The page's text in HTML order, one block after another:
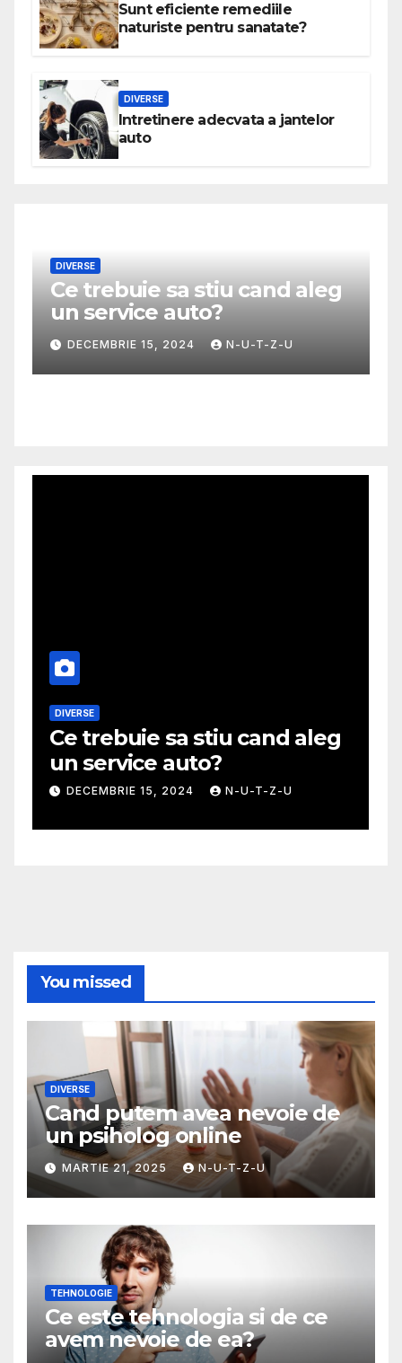
Sunt eficiente remediile
naturiste pentru sanatate?
DIVERSE
Intretinere adecvata a jantelor
auto
Ghid util pentru a alege cea
mai potrivita fusta
MODA
Ghid util pentru a alege cea
mai potrivita fusta
NOIEMBRIE 30, 2024 N-U-T-Z-U
You missed
DIVERSE
Cand putem avea nevoie de
un psiholog online
MARTIE 21, 2025 N-U-T-Z-U
TEHNOLOGIE
Ce este tehnologia si de ce
avem nevoie de ea?